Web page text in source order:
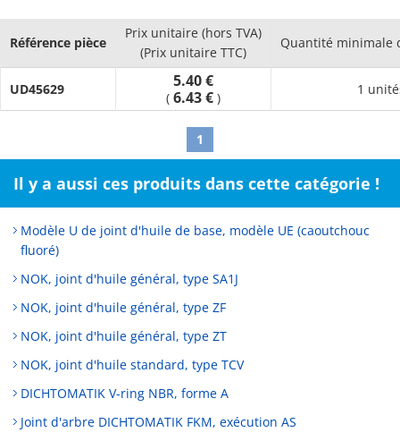
without requiring a lot of space, which is useful in making
equipment small and lightweight
Référence pièce
Prix unitaire (hors TVA)
(Prix unitaire TTC)
Quantité minimale
UD45629 5.40 €
( 6.43 € )
1
1
Il y a aussi ces produits dans cette catégorie !
Modèle U de joint d'huile de base, modèle UE (caoutchouc
fluoré)
NOK, joint d'huile général, type SA1J
NOK, joint d'huile général, type ZF
NOK, joint d'huile général, type ZT
NOK, joint d'huile standard, type TCV
DICHTOMATIK V-ring NBR, forme A
Joint d'arbre DICHTOMATIK FKM, exécution AS